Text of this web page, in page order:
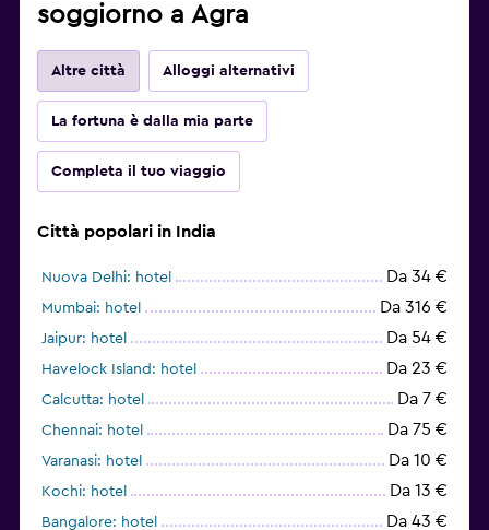
soggiorno a Agra
Altre città Alloggi alternativi
La fortuna è dalla mia parte
Completa il tuo viaggio
Città popolari in India
Nuova Delhi: hotel Da 34 €
Mumbai: hotel Da 316 €
Jaipur: hotel Da 54 €
Havelock Island: hotel Da 23 €
Calcutta: hotel Da 7 €
Chennai: hotel Da 75 €
Varanasi: hotel Da 10 €
Kochi: hotel Da 13 €
Bangalore: hotel Da 43 €